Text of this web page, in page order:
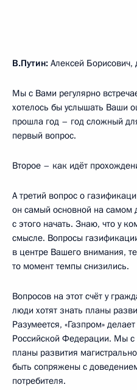
В.Путин: Алексей Борисович,
Мы с Вами регулярно
хотелось бы услышать Ваши
прошла год – год сложный
первый вопрос.
Второе – как идёт
А третий вопрос о
он самый основной на самом
с этого начать. Знаю, что у
смысле. Вопросы
в центре Вашего внимания,
то момент темпы снизились.
Вопросов на этот счёт у
люди хотят знать планы
Разумеется, «Газпром»
Российской Федерации. Мы
планы развития
быть сопряжены с
потребителя.